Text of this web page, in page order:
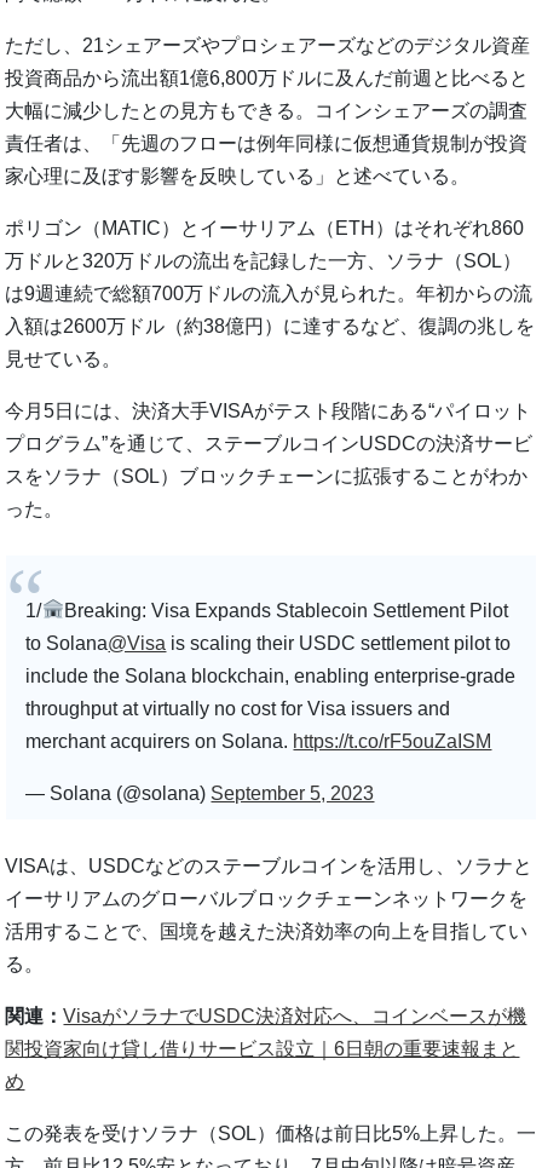
ただし、21シェアーズやプロシェアーズなどのデジタル資産
投資商品から流出額1億6,800万ドルに及んだ前週と比べると
大幅に減少したとの見方もできる。コインシェアーズの調査
責任者は、「先週のフローは例年同様に仮想通貨規制が投資
家心理に及ぼす影響を反映している」と述べている。
ポリゴン（MATIC）とイーサリアム（ETH）はそれぞれ860
万ドルと320万ドルの流出を記録した一方、ソラナ（SOL）
は9週連続で総額700万ドルの流入が見られた。年初からの流
入額は2600万ドル（約38億円）に達するなど、復調の兆しを
見せている。
今月5日には、決済大手VISAがテスト段階にある“パイロット
プログラム”を通じて、ステーブルコインUSDCの決済サービ
スをソラナ（SOL）ブロックチェーンに拡張することがわか
った。
1/
Breaking: Visa Expands Stablecoin Settlement Pilot
to Solana@Visa is scaling their USDC settlement pilot to
include the Solana blockchain, enabling enterprise-grade
throughput at virtually no cost for Visa issuers and
merchant acquirers on Solana. https://t.co/rF5ouZaISM
— Solana (@solana) September 5, 2023
VISAは、USDCなどのステーブルコインを活用し、ソラナと
イーサリアムのグローバルブロックチェーンネットワークを
活用することで、国境を越えた決済効率の向上を目指してい
る。
関連：VisaがソラナでUSDC決済対応へ、コインベースが機
関投資家向け貸し借りサービス設立｜6日朝の重要速報まと
め
この発表を受けソラナ（SOL）価格は前日比5%上昇した。一